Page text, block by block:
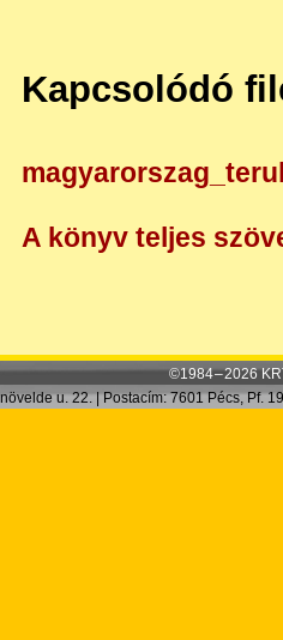
Kapcsolódó
A könyv teljes
©1984 – 2026
u. 22. | Postacím: 7601 Pécs, Pf.